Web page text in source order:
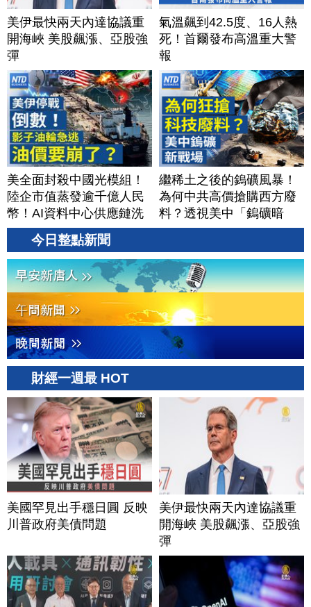
美伊最快兩天內達協議重
開海峽 美股飆漲、亞股強
彈
氣溫飆到42.5度、16人熱
死！首爾發布高溫重大警
報
美全面封殺中國光模組！
陸企市值蒸發逾千億人民
幣！AI資料中心供應鏈洗
牌？台灣喜迎轉單！成關
鍵樞紐？｜#財經新聞
│20260805 (三)
繼稀土之後的鎢礦風暴！
為何中共高價搶購西方廢
料？透視美中「鎢礦暗
戰」背後不為人知的資源
20260804(二)
今日整點新聞
財經一週最 HOT
美國罕見出手穩日圓 反映
川普政府美債問題
美伊最快兩天內達協議重
開海峽 美股飆漲、亞股強
彈